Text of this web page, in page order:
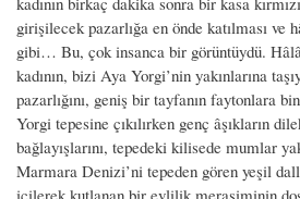
girişilecek pazarlığa en önde katılması ve
gibi… Bu, çok insanca bir görüntüydü.
kadının, bizi Aya Yorgi’nin yakınlarına
pazarlığını, geniş bir tayfanın faytonlara
Yorgi tepesine çıkılırken genç âşıkların
bağlayışlarını, tepedeki kilisede mumlar
Marmara Denizi’ni tepeden gören yeşil
içilerek kutlanan bir evlilik merasiminin